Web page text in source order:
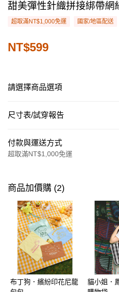
甜美彈性針織拼接綁帶網
超取滿NT$1,000免運 國家/地區配送
NT$599
請選擇商品選項
尺寸表/試穿報告
付款與運送方式
超取滿NT$1,000免運
信用卡一次付款
購物金
超商取貨付款
LINE Pay
街口支付
運送方式
商品加價購 (2)
布丁狗．繽紛印花尼龍
貓小姐．